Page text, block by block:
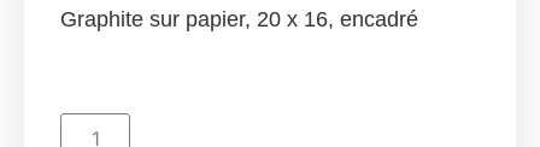
Graphite sur papier, 20 x 16, encadré